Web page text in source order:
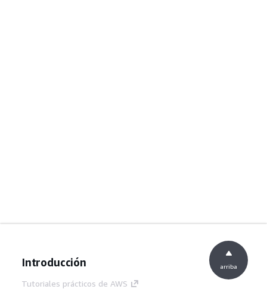
Introducción
Tutoriales prácticos de AWS
arriba